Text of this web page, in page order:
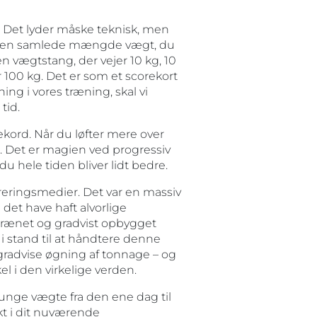
lyder måske teknisk, men
samlede mængde vægt, du
vægtstang, der vejer 10 kg, 10
kg. Det er som et scorekort
i vores træning, skal vi
Når du løfter mere over
er magien ved progressiv
hele tiden bliver lidt bedre.
Det var en massiv
have haft alvorlige
og gradvist opbygget
stand til at håndtere denne
øgning af tonnage – og
i den virkelige verden.
vægte fra den ene dag til
i dit nuværende